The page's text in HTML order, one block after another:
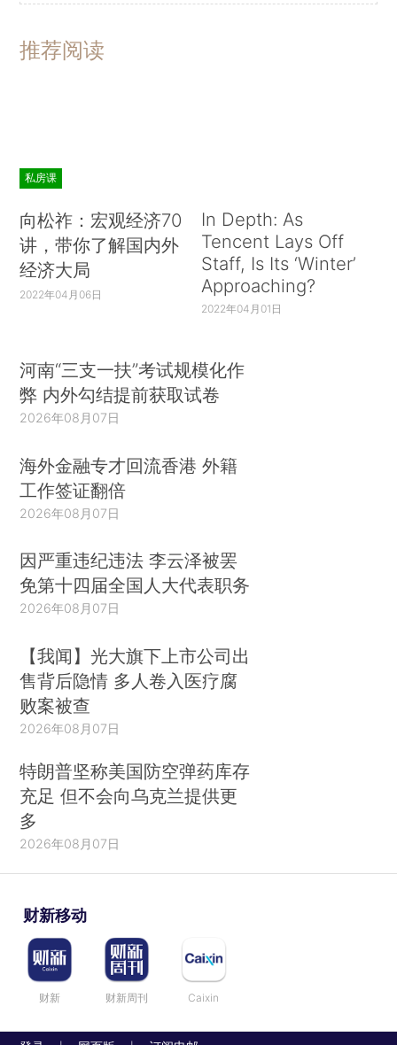
推荐阅读
私房课
向松祚：宏观经济70
讲，带你了解国内外
经济大局
2022年04月06日
In Depth: As
Tencent Lays Off
Staff, Is Its ‘Winter’
Approaching?
2022年04月01日
河南“三支一扶”考试规模化作
弊 内外勾结提前获取试卷
2026年08月07日
海外金融专才回流香港 外籍
工作签证翻倍
2026年08月07日
因严重违纪违法 李云泽被罢
免第十四届全国人大代表职务
2026年08月07日
【我闻】光大旗下上市公司出
售背后隐情 多人卷入医疗腐
败案被查
2026年08月07日
特朗普坚称美国防空弹药库存
充足 但不会向乌克兰提供更
多
2026年08月07日
财新移动
财新 财新周刊 Caixin